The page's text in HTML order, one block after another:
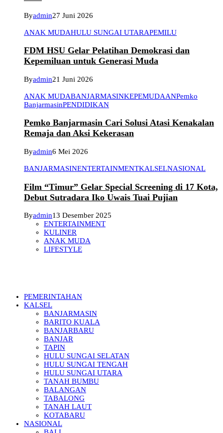
Byadmin27 Juni 2026
ANAK MUDAHULU SUNGAI UTARAPEMILU
FDM HSU Gelar Pelatihan Demokrasi dan
Kepemiluan untuk Generasi Muda
Byadmin21 Juni 2026
ANAK MUDABANJARMASINKEPEMUDAANPemko
BanjarmasinPENDIDIKAN
Pemko Banjarmasin Cari Solusi Atasi Kenakalan
Remaja dan Aksi Kekerasan
Byadmin6 Mei 2026
BANJARMASINENTERTAINMENTKALSELNASIONAL
Film “Timur” Gelar Special Screening di 17 Kota,
Debut Sutradara Iko Uwais Tuai Pujian
Byadmin13 Desember 2025
ENTERTAINMENT
KULINER
ANAK MUDA
LIFESTYLE
PEMERINTAHAN
KALSEL
BANJARMASIN
BARITO KUALA
BANJARBARU
BANJAR
TAPIN
HULU SUNGAI SELATAN
HULU SUNGAI TENGAH
HULU SUNGAI UTARA
TANAH BUMBU
BALANGAN
TABALONG
TANAH LAUT
KOTABARU
NASIONAL